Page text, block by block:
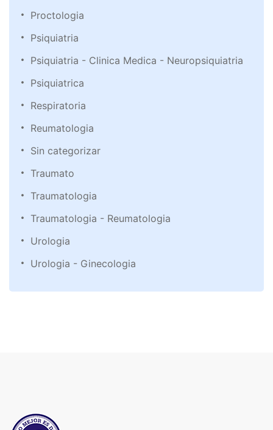
Proctologia
Psiquiatria
Psiquiatria - Clinica Medica - Neuropsiquiatria
Psiquiatrica
Respiratoria
Reumatologia
Sin categorizar
Traumato
Traumatologia
Traumatologia - Reumatologia
Urologia
Urologia - Ginecologia